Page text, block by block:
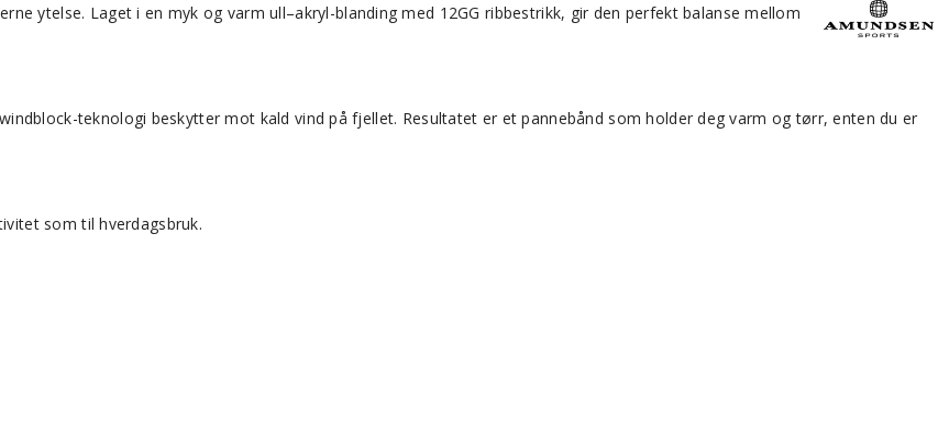
ytelse. Laget i en myk og varm ull–akryl-blanding med 12GG ribbestrikk, gir den perfekt balanse mellom
teknologi beskytter mot kald vind på fjellet. Resultatet er et pannebånd som holder deg varm og tørr, enten du er
som til hverdagsbruk.